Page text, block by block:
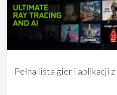
Pełna lista gier i aplikacji